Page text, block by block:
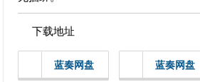
下载地址
蓝奏网盘 蓝奏网盘